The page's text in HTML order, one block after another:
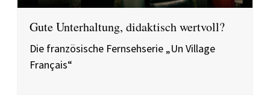
Gute Unterhaltung, didaktisch wertvoll?
Die französische Fernsehserie „Un Village
Français“